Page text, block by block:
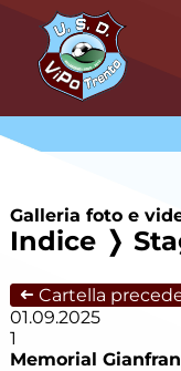
Galleria foto e
Indice❭
➜ Cartella
01.09.2025
1
Memorial